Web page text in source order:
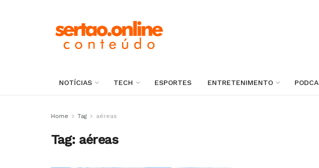
NOTÍCIAS TECH ESPORTES ENTRETENIMENTO
Home Tag aéreas
Tag: aéreas